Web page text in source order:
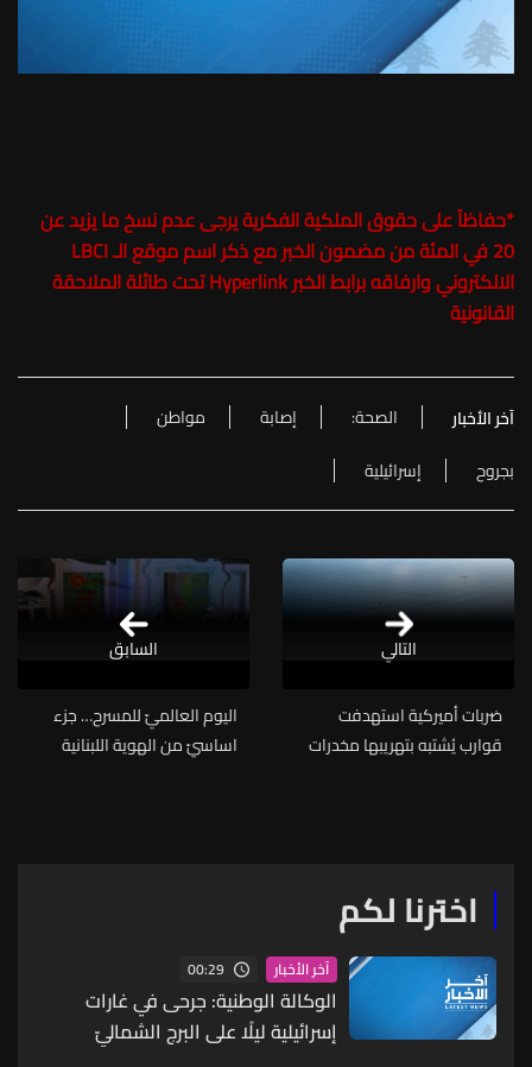
*حفاظاً على حقوق الملكية الفكرية يرجى عدم نسخ ما يزيد عن
20 في المئة من مضمون الخبر مع ذكر اسم موقع الـ LBCI
الالكتروني وارفاقه برابط الخبر Hyperlink تحت طائلة الملاحقة
القانونية
آخر الأخبار الصحة: إصابة
مواطن
بجروح
إسرائيلية
التالي
ضربات أميركية استهدفت
قوارب يُشتبه بتهريبها مخدرات
اليوم العالميّ للمسرح… جزء
اساسيّ من الهوية اللبنانية
السابق
اخترنا لكم
آخر الأخبار 00:29
الوكالة الوطنية: جرحى في غارات
إسرائيلية ليلًا على البرج الشماليّ